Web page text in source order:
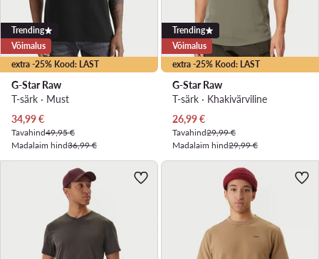
extra -25% Kood: LAST
Trending
Võimalus
G-Star Raw
T-särk · Must
Praegune hind
34,99€
Tavahind49,95 €
Madalaim hind36,99 €
extra -25% Kood: LAST
Trending
Võimalus
G-Star Raw
T-särk · Khakivärviline
Praegune hind
26,99€
Tavahind29,99 €
Madalaim hind29,99 €